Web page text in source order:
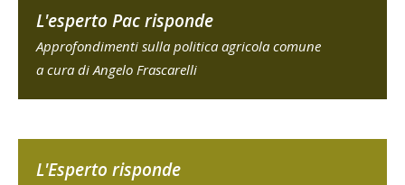
L'esperto Pac risponde
Approfondimenti sulla politica agricola comune
a cura di Angelo Frascarelli
L'Esperto risponde